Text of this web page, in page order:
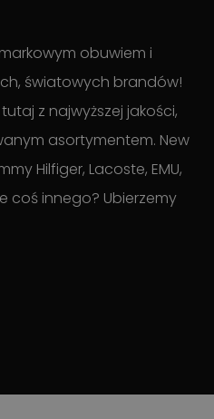
obuwiem i
światowych brandów!
z najwyższej jakości,
asortymentem. New
Hilfiger, Lacoste, EMU,
coś innego? Ubierzemy